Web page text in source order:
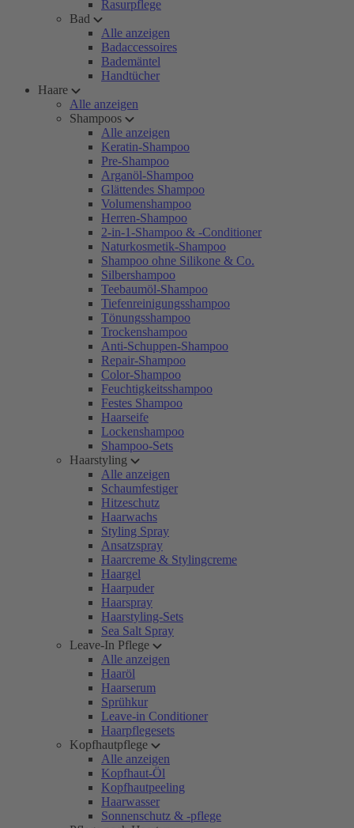
Rasurpflege
Bad
Alle anzeigen
Badaccessoires
Bademäntel
Handtücher
Haare
Alle anzeigen
Shampoos
Alle anzeigen
Keratin-Shampoo
Pre-Shampoo
Arganöl-Shampoo
Glättendes Shampoo
Volumenshampoo
Herren-Shampoo
2-in-1-Shampoo & -Conditioner
Naturkosmetik-Shampoo
Shampoo ohne Silikone & Co.
Silbershampoo
Teebaumöl-Shampoo
Tiefenreinigungsshampoo
Tönungsshampoo
Trockenshampoo
Anti-Schuppen-Shampoo
Repair-Shampoo
Color-Shampoo
Feuchtigkeitsshampoo
Festes Shampoo
Haarseife
Lockenshampoo
Shampoo-Sets
Haarstyling
Alle anzeigen
Schaumfestiger
Hitzeschutz
Haarwachs
Styling Spray
Ansatzspray
Haarcreme & Stylingcreme
Haargel
Haarpuder
Haarspray
Haarstyling-Sets
Sea Salt Spray
Leave-In Pflege
Alle anzeigen
Haaröl
Haarserum
Sprühkur
Leave-in Conditioner
Haarpflegesets
Kopfhautpflege
Alle anzeigen
Kopfhaut-Öl
Kopfhautpeeling
Haarwasser
Sonnenschutz & -pflege